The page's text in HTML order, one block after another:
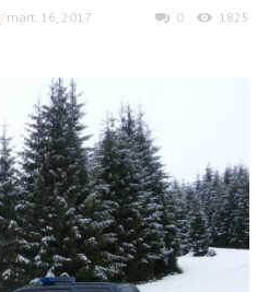
- mart. 16, 2017 0 1825